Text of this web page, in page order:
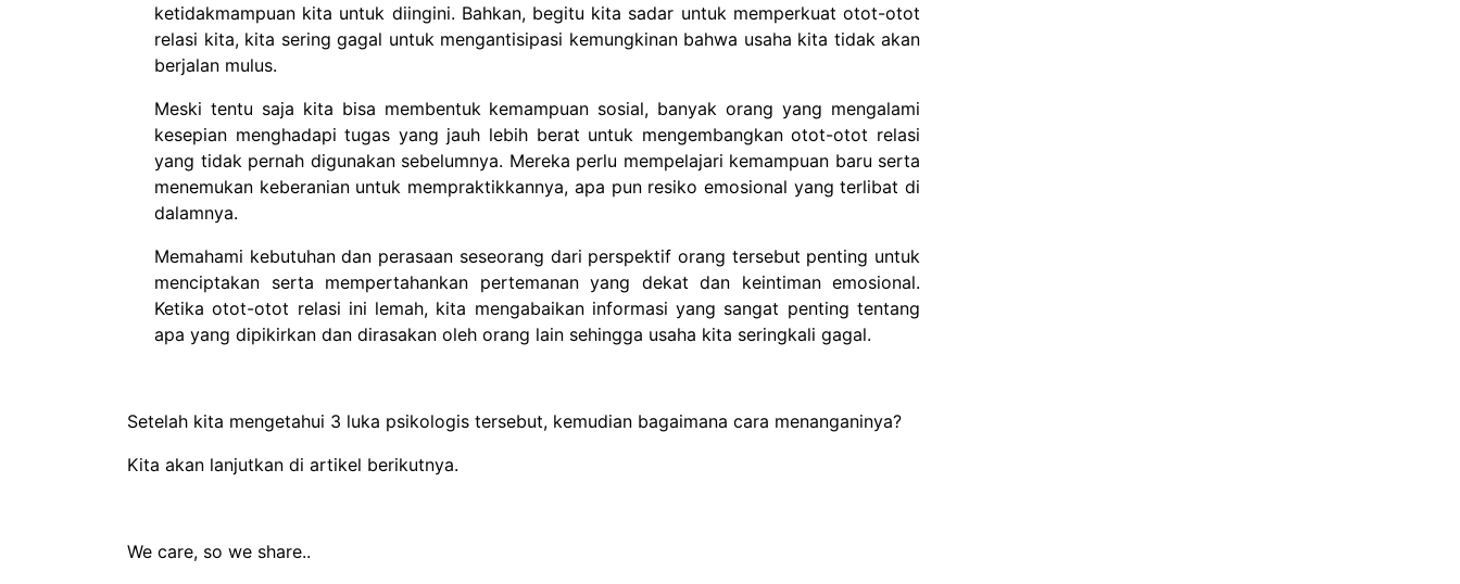
ketidakmampuan kita untuk diingini. Bahkan, begitu kita sadar untuk memperkuat otot-otot
relasi kita, kita sering gagal untuk mengantisipasi kemungkinan bahwa usaha kita tidak akan
berjalan mulus.
Meski tentu saja kita bisa membentuk kemampuan sosial, banyak orang yang mengalami
kesepian menghadapi tugas yang jauh lebih berat untuk mengembangkan otot-otot relasi
yang tidak pernah digunakan sebelumnya. Mereka perlu mempelajari kemampuan baru serta
menemukan keberanian untuk mempraktikkannya, apa pun resiko emosional yang terlibat di
dalamnya.
Memahami kebutuhan dan perasaan seseorang dari perspektif orang tersebut penting untuk
menciptakan serta mempertahankan pertemanan yang dekat dan keintiman emosional.
Ketika otot-otot relasi ini lemah, kita mengabaikan informasi yang sangat penting tentang
apa yang dipikirkan dan dirasakan oleh orang lain sehingga usaha kita seringkali gagal.
Setelah kita mengetahui 3 luka psikologis tersebut, kemudian bagaimana cara menanganinya?
Kita akan lanjutkan di artikel berikutnya.
We care, so we share..